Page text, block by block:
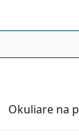
Okuliare na